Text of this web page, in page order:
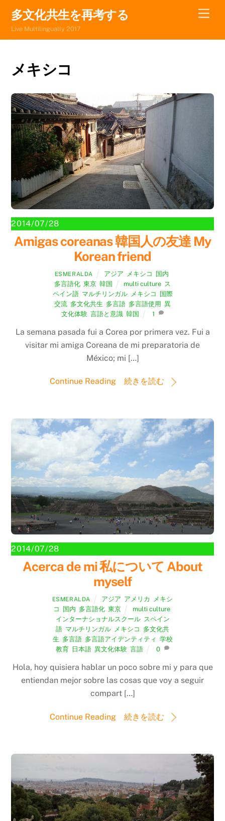
content
多文化共生を再考する
Live Multilingually 2017
メキシコ
2014/07/28
Amigas coreanas 韓国人の友達 My
Korean friend
ESMERALDA アジア メキシコ 国内
多言語化, 東京, 韓国 multi culture ス
ペイン語, マルチリンガル, メキシコ
国際
交流 多文化共生 多言語 多言語使用 異
文化体験 ,言語と意識 ,韓国 1
La semana pasada fui a Corea por primera vez. Fui a
visitar mi amiga Coreana de mi preparatoria de
México; mi […]
Continue Reading 続きを読む
2014/07/28
Acerca de mi 私について About
myself
ESMERALDA アジア アメリカ
メキシ
コ
国内 多言語化 ,東京 multi culture,
インターナショナルスクール, スペイン
語 マルチリンガル メキシコ 多文化共
生 多言語, 多言語アイデンティティ 学校
教育 日本語 ,異文化体験 ,言語 0
Hola, hoy quisiera hablar un poco sobre mi y para que
entiendan mejor sobre las cosas que voy a seguir
compart […]
Continue Reading 続きを読む